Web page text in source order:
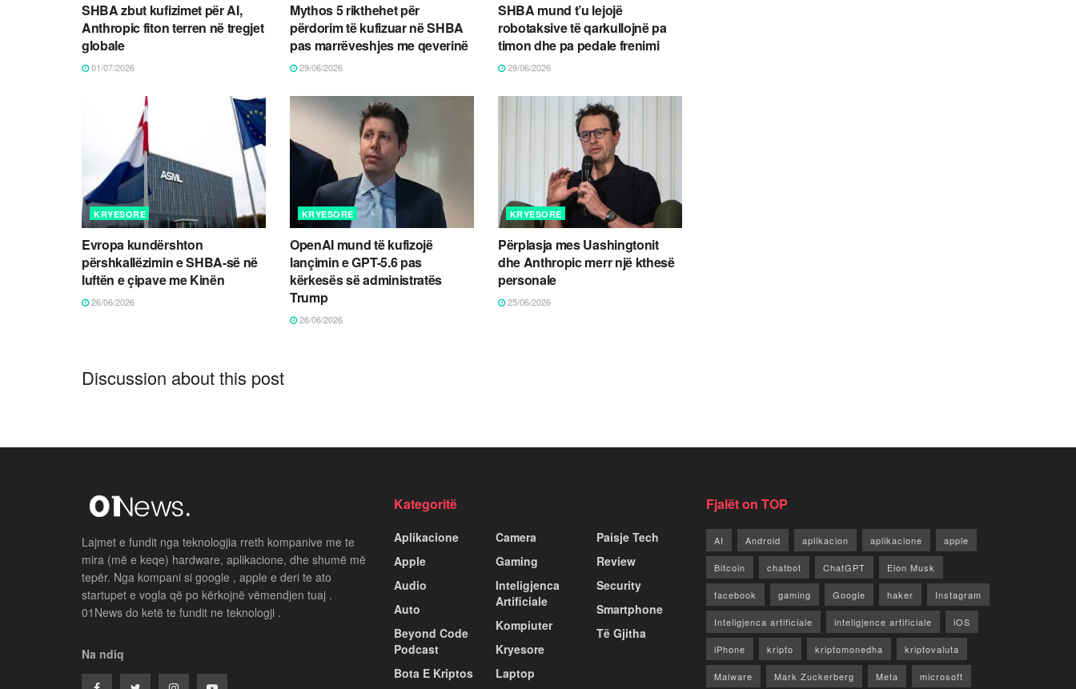
SHBA zbut kufizimet për AI,
Anthropic fiton terren në tregjet
globale
01/07/2026
Mythos 5 rikthehet për
përdorim të kufizuar në SHBA
pas marrëveshjes me qeverinë
29/06/2026
SHBA mund t’u lejojë
robotaksive të qarkullojnë pa
timon dhe pa pedale frenimi
29/06/2026
KRYESORE
Evropa kundërshton
përshkallëzimin e SHBA-së në
luftën e çipave me Kinën
26/06/2026
KRYESORE
OpenAI mund të kufizojë
lançimin e GPT-5.6 pas
kërkesës së administratës
Trump
26/06/2026
KRYESORE
Përplasja mes Uashingtonit
dhe Anthropic merr një kthesë
personale
25/06/2026
Discussion about this post
Lajmet e fundit nga teknologjia rreth kompanive me te
mira (më e keqe) hardware, aplikacione, dhe shumë më
tepër. Nga kompani si google , apple e deri te ato
startupet e vogla që po kërkojnë vëmendjen tuaj .
01News do ketë te fundit ne teknologji .
Na ndiq
Kategoritë
Aplikacione
Apple
Audio
Auto
Beyond Code
Podcast
Bota E Kriptos
Camera
Gaming
Inteligjenca
Artificiale
Kompiuter
Kryesore
Laptop
Paisje Tech
Review
Security
Smartphone
Të Gjitha
Fjalët on TOP
AI Android aplikacion aplikacione apple
Bitcoin chatbot ChatGPT Elon Musk
facebook gaming Google haker Instagram
Inteligjenca artificiale inteligjence artificiale iOS
iPhone kripto kriptomonedha kriptovaluta
Malware Mark Zuckerberg Meta microsoft